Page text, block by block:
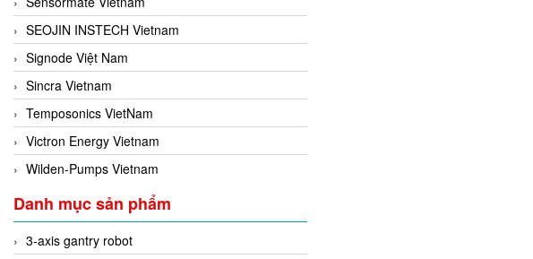
SEOJIN INSTECH Vietnam
Signode Việt Nam
Sincra Vietnam
Temposonics VietNam
Victron Energy Vietnam
Wilden-Pumps Vietnam
Danh mục sản phẩm
3-axis gantry robot